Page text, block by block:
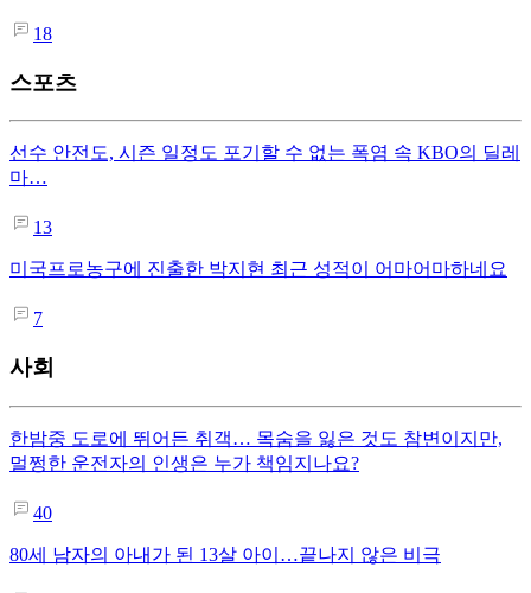
18
스포츠
선수 안전도, 시즌 일정도 포기할 수 없는 폭염 속 KBO의 딜레
마…
13
미국프로농구에 진출한 박지현 최근 성적이 어마어마하네요
7
사회
한밤중 도로에 뛰어든 취객… 목숨을 잃은 것도 참변이지만,
멀쩡한 운전자의 인생은 누가 책임지나요?
40
80세 남자의 아내가 된 13살 아이…끝나지 않은 비극